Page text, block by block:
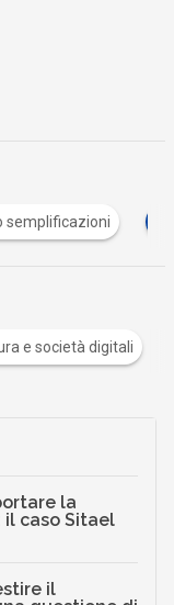
governance
e società digitali
la
il caso Sitael
il